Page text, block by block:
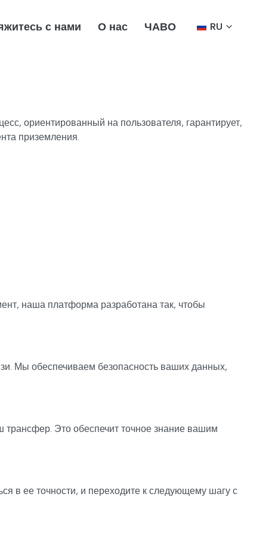
с нами О нас ЧАВО RU
ориентированный на пользователя, гарантирует,
приземления.
наша платформа разработана так, чтобы
Мы обеспечиваем безопасность ваших данных,
Это обеспечит точное знание вашим
в ее точности, и переходите к следующему шагу с